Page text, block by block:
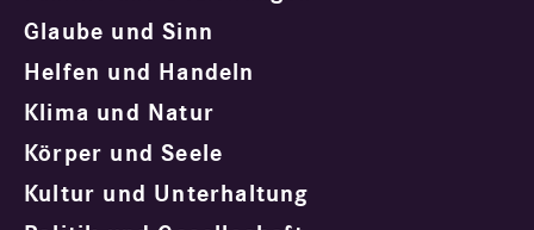
Glaube und Sinn
Helfen und Handeln
Klima und Natur
Körper und Seele
Kultur und Unterhaltung